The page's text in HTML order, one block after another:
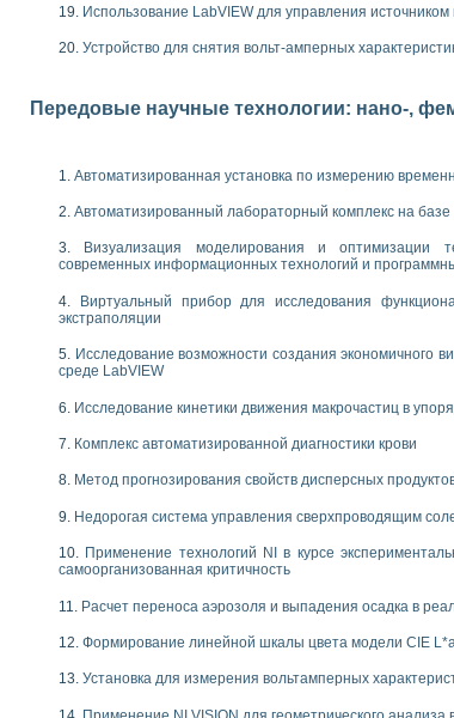
электромагнитного поля для испытаний изделий
Использование LabVIEW для управления
Устройство для снятия вольт-амперных
Передовые научные технологии: нано-,
Автоматизированная установка по измерению
Автоматизированный лабораторный комплекс на
Визуализация моделирования и оптимизации
современных информационных технологий и
Виртуальный прибор для исследования
экстраполяции
Исследование возможности создания экономичного
среде LabVIEW
Исследование кинетики движения макрочастиц в
Комплекс автоматизированной диагностики крови
Метод прогнозирования свойств дисперсных
Недорогая система управления сверхпроводящим
Применение технологий NI в курсе
самоорганизованная критичность
Расчет переноса аэрозоля и выпадения осадка в
Формирование линейной шкалы цвета модели CIE
Установка для измерения вольтамперных